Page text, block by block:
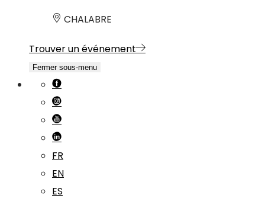
CHALABRE
Trouver un événement
Fermer sous-menu
FR
EN
ES